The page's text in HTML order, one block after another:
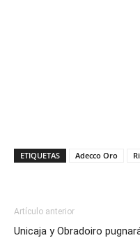
ETIQUETAS Adecco Oro
Artículo anterior
Unicaja y Obradoiro